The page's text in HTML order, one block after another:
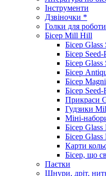
Інструменти
Дзвіночки *
Голки для
Бісер Mill Hill
Бісер
Бісер Seed-
Бісер Glass
Бісер
Бісер
Бісер
Прикраси
Гудзики
Міні-
Бісер
Бісер
Карти
Бісер, що
Паєтки
Шнури, дріт,